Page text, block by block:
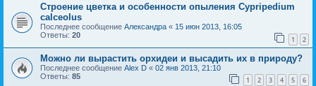
Строение цветка и особенности опыления Cypripedium
calceolus
Последнее сообщение Александра « 15 июн 2013, 16:05
Ответы: 20 1 2
Можно ли вырастить орхидеи и высадить их в природу?
Последнее сообщение Alex D « 02 янв 2013, 21:10
Ответы: 85 1 2 3 4 5 6